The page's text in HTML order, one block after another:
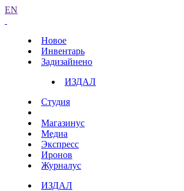
EN
Новое
Инвентарь
Задизайнено
ИЗДАЛ
Студия
Магазинус
Медиа
Экспресс
Иронов
Журналус
ИЗДАЛ